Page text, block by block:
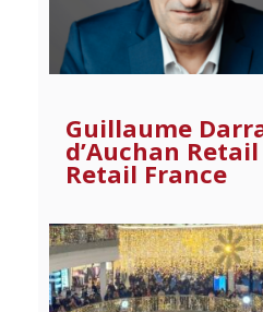
Guillaume
d’Auchan
Retail France